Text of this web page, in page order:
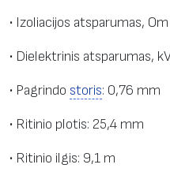
n
j
s
• Izoliacijos atsparumas,
• Dielektrinis atsparumas,
• Pagrindo storis: 0,76 mm
• Ritinio plotis: 25,4 mm
• Ritinio ilgis: 9,1 m